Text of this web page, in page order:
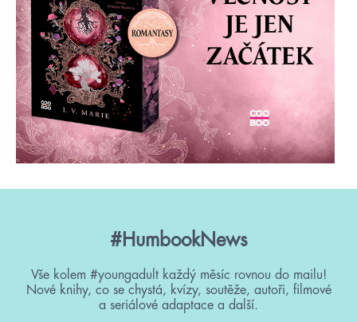
#HumbookNews
Vše kolem #youngadult každý měsíc rovnou do mailu!
Nové knihy, co se chystá, kvízy, soutěže, autoři, filmové
a seriálové adaptace a další.